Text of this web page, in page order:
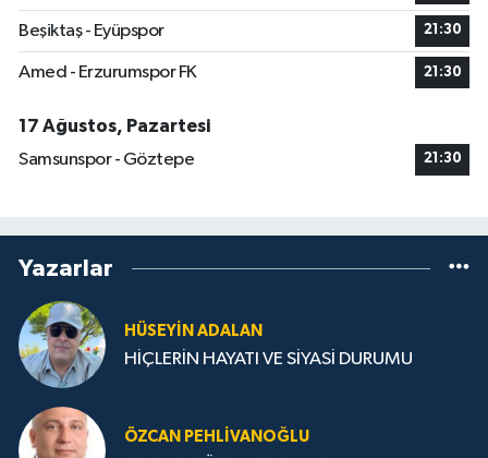
Beşiktaş - Eyüpspor 21:30
Amed - Erzurumspor FK 21:30
17 Ağustos, Pazartesi
Samsunspor - Göztepe
21:30
Yazarlar
HÜSEYIN ADALAN
HİÇLERİN HAYATI VE SİYASİ DURUMU
ÖZCAN PEHLIVANOĞLU